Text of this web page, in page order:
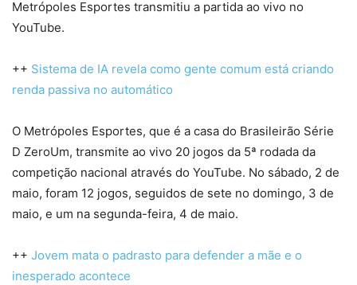
Metrópoles Esportes transmitiu a partida ao vivo no
YouTube.
++ Sistema de IA revela como gente comum está criando
renda passiva no automático
O Metrópoles Esportes, que é a casa do Brasileirão Série
D ZeroUm, transmite ao vivo 20 jogos da 5ª rodada da
competição nacional através do YouTube. No sábado, 2 de
maio, foram 12 jogos, seguidos de sete no domingo, 3 de
maio, e um na segunda-feira, 4 de maio.
++ Jovem mata o padrasto para defender a mãe e o
inesperado acontece